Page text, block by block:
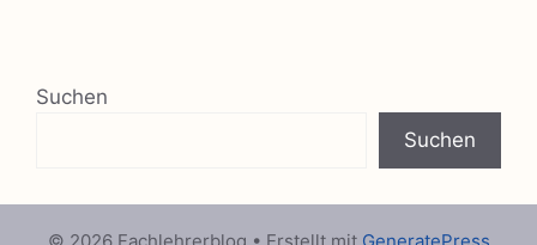
Suchen
Suchen
© 2026 Fachlehrerblog • Erstellt mit GeneratePress